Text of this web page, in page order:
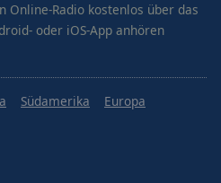
Online-Radio kostenlos über das
oder iOS-App anhören
Südamerika
Europa